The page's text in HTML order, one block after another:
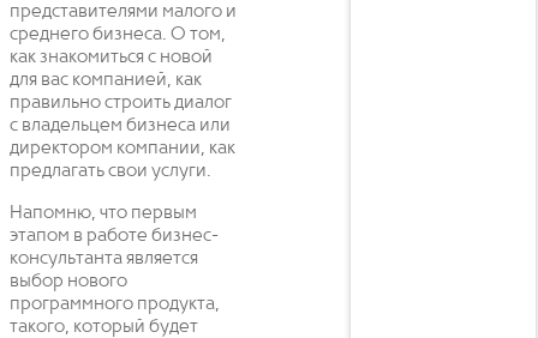
представителями малого и
среднего бизнеса. О том,
как знакомиться с новой
для вас компанией, как
правильно строить диалог
с владельцем бизнеса или
директором компании, как
предлагать свои услуги.
Напомню, что первым
этапом в работе бизнес-
консультанта является
выбор нового
программного продукта,
такого, который будет